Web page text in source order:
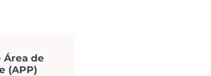
Área de
(APP)